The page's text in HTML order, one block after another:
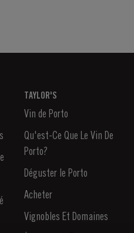
TAYLOR'S
Vin de Porto
Qu'est-Ce Que Le Vin De
Porto?
Déguster le Porto
Acheter
Vignobles Et Domaines